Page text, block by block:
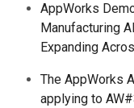
AppWorks
Manufacturing
Expanding
The AppWorks
applying to